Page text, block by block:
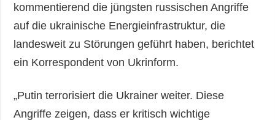
Veröffentlichungen
Interview
Fotos
Video
Abonnement
Fotobank
kommentierend die jüngsten russischen Angriffe
auf die ukrainische Energieinfrastruktur, die
landesweit zu Störungen geführt haben, berichtet
ein Korrespondent von Ukrinform.
„Putin terrorisiert die Ukrainer weiter. Diese
Angriffe zeigen, dass er kritisch wichtige